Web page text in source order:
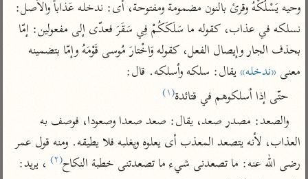
تفسير الماوردي
منتقاة
تفسير ابن القيم
تفسير ابن تيمية
تفسير السمعاني
أخرى
أضواء البيان
نظم الدرر للبقاعي
لغة وبلاغة
التحرير والتنوير
المحرر الوجيز لابن
مركَّزة العبارة
تفسير الجلالين
تفسير النسفي
الوجيز للواحدي
تفسير ابن أبي زمنين
معنى «ندخله» يقال: سلكه وأسلكه. قال:
حتّى إذا أسلكوهم في قتائدة(١)
العذاب، لأنه يتصعد المعذب أى يعلوه ويغلبه فلا يطيقه. ومنه قول عمر
رضى الله عنه: ما تصعدنى شيء ما تصعدتنى خطبة النكاح(٢)